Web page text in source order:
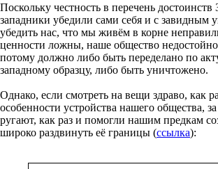
Поскольку честность в перечень достоинств
западники убедили сами себя и с завидным
убедить нас, что мы живём в корне
ценности ложны, наше общество
потому должно либо быть переделано по
западному образцу, либо быть уничтожено.
Однако, если смотреть на вещи здраво, как
особенности устройства нашего общества,
ругают, как раз и помогли нашим предкам
широко раздвинуть её границы (ссылка):